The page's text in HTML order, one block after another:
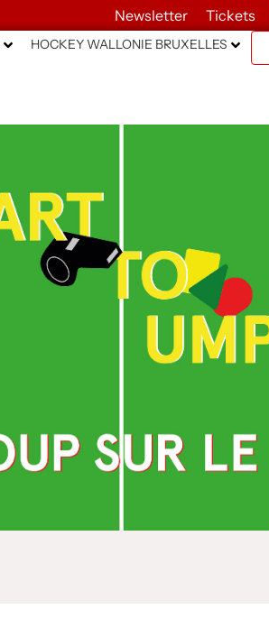
Newsletter Tickets
HOCKEY WALLONIE BRUXELLES